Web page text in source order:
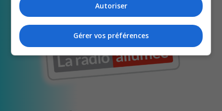
Autoriser
Gérer vos préférences